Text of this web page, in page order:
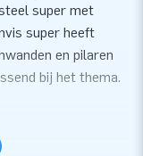
super met
super heeft
en pilaren
bij het thema.